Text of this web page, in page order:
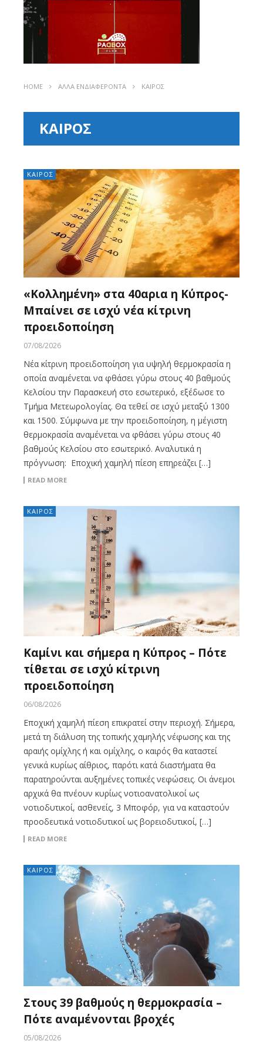
HOME ΑΛΛΑ ΕΝΔΙΑΦΕΡΟΝΤΑ ΚΑΙΡΟΣ
ΚΑΙΡΟΣ
ΚΑΙΡΟΣ
«Κολλημένη» στα 40αρια η Κύπρος-
Μπαίνει σε ισχύ νέα κίτρινη
προειδοποίηση
07/08/2026
Νέα κίτρινη προειδοποίηση για υψηλή θερμοκρασία η
οποία αναμένεται να φθάσει γύρω στους 40 βαθμούς
Κελσίου την Παρασκευή στο εσωτερικό, εξέδωσε το
Τμήμα Μετεωρολογίας. Θα τεθεί σε ισχύ μεταξύ 1300
και 1500. Σύμφωνα με την προειδοποίηση, η μέγιστη
θερμοκρασία αναμένεται να φθάσει γύρω στους 40
βαθμούς Κελσίου στο εσωτερικό. Αναλυτικά η
πρόγνωση: Εποχική χαμηλή πίεση επηρεάζει […]
READ MORE
ΚΑΙΡΟΣ
Καμίνι και σήμερα η Κύπρος – Πότε
τίθεται σε ισχύ κίτρινη
προειδοποίηση
06/08/2026
Εποχική χαμηλή πίεση επικρατεί στην περιοχή. Σήμερα,
μετά τη διάλυση της τοπικής χαμηλής νέφωσης και της
αραιής ομίχλης ή και ομίχλης, ο καιρός θα καταστεί
γενικά κυρίως αίθριος, παρότι κατά διαστήματα θα
παρατηρούνται αυξημένες τοπικές νεφώσεις. Οι άνεμοι
αρχικά θα πνέουν κυρίως νοτιοανατολικοί ως
νοτιοδυτικοί, ασθενείς, 3 Μποφόρ, για να καταστούν
προοδευτικά νοτιοδυτικοί ως βορειοδυτικοί, […]
READ MORE
ΚΑΙΡΟΣ
Στους 39 βαθμούς η θερμοκρασία –
Πότε αναμένονται βροχές
05/08/2026